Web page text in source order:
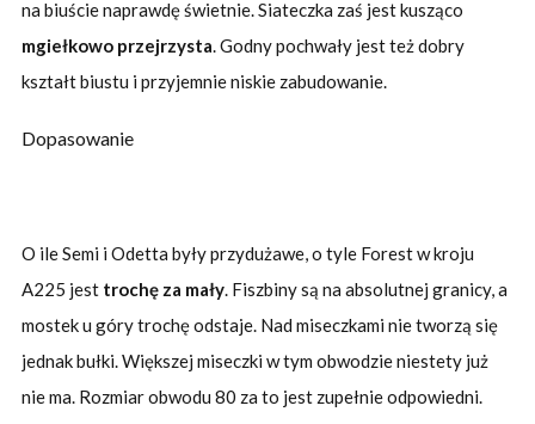
na biuście naprawdę świetnie. Siateczka zaś jest kusząco
mgiełkowo przejrzysta. Godny pochwały jest też dobry
kształt biustu i przyjemnie niskie zabudowanie.
Dopasowanie
O ile Semi i Odetta były przydużawe, o tyle Forest w kroju
A225 jest trochę za mały. Fiszbiny są na absolutnej granicy, a
mostek u góry trochę odstaje. Nad miseczkami nie tworzą się
jednak bułki. Większej miseczki w tym obwodzie niestety już
nie ma. Rozmiar obwodu 80 za to jest zupełnie odpowiedni.